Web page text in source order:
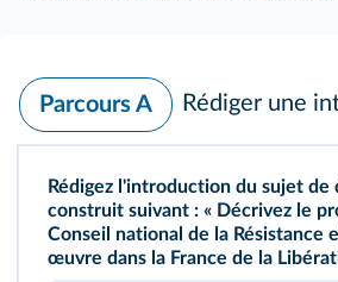
Parcours A Rédiger une
Rédigez l'introduction du sujet de
construit suivant : « Décrivez le
Conseil national de la Résistance
œuvre dans la France de la